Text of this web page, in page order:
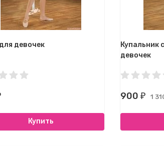
девочек
Купить
Купальник
девочек
900 ₽ 1